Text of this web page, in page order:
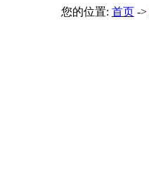
您的位置: 首页->